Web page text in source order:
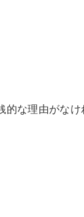
な理由がな